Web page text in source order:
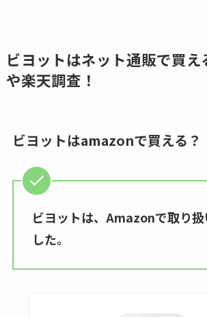
スはコ
め替え
アクア
こ？楽
れの口
の料金
ビヨットはネット通販で買
や楽天調査！
ビヨットはamazonで買える？
ビヨットは、Amazonで取り扱
した。